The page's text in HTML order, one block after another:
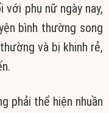
phụ nữ ngày nay,
bình thường song
và bị khinh rẻ,
phải thể hiện nhuần